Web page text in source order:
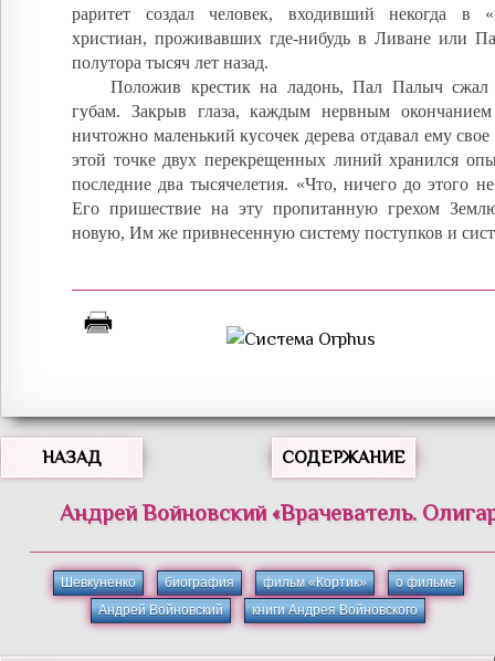
раритет создал человек, входивший некогда в
христиан, проживавших где-нибудь в Ливане или
полутора тысяч лет назад.
Положив крестик на ладонь, Пал Палыч
губам. Закрыв глаза, каждым нервным
ничтожно маленький кусочек дерева отдавал ему свое
этой точке двух перекрещенных линий хранился
последние два тысячелетия. «Что, ничего до этого
Его пришествие на эту пропитанную грехом
новую, Им же привнесенную систему поступков и
НАЗАД СОДЕРЖАНИЕ
Андрей Войновский«Врачеватель.
Шевкуненко биография фильм «Кортик»
о фильме
Андрей Войновский
книги Андрея Войновского